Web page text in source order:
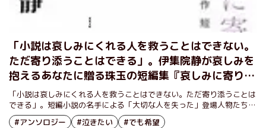
「小説は哀しみにくれる人を救うことはできない。
ただ寄り添うことはできる」。伊集院静が哀しみを
抱えるあなたに贈る珠玉の短編集『哀しみに寄り添
う』
「小説は哀しみにくれる人を救うことはできない。ただ寄り添うことは
できる」。短編小説の名手による「大切な人を失った」登場人物たちの
物語。
#アンソロジー #泣きたい #でも希望